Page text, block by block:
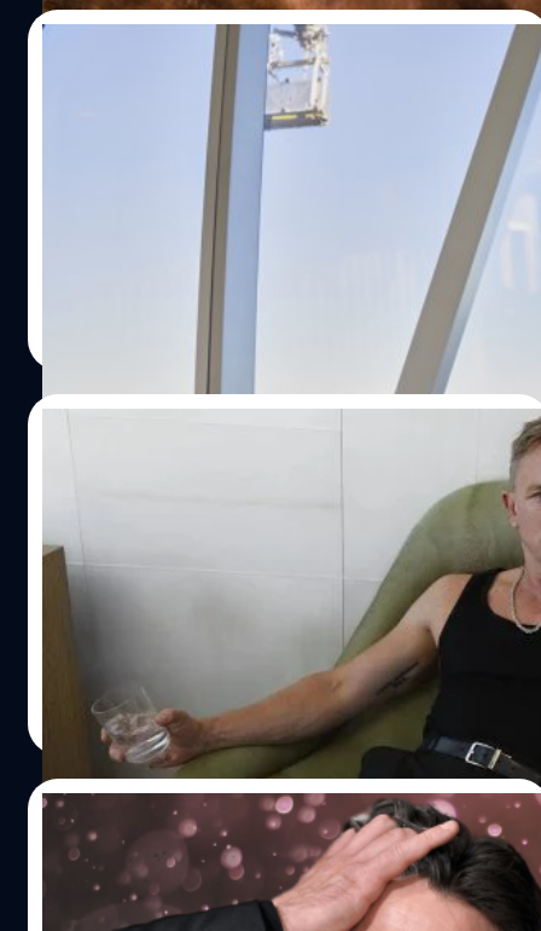
18/11/2022
Chris Hemsworth ตรวจพบยีนเสี่ยง มีแนว
โน้มเป็นโรคอัลไซเมอร์มากกว่าคนปกติ 8-10
นักแสดงหนุ่ม คริส เฮมส์เวิร์ธ (Chris Hemsworth) เปิดเผยใน
สารคดี ‘Limitless with Chris Hemsworth’ ว่าตรวจพบยีนที่
มีแนวโน้มความเสี่ยงต่อโรคอัลไซเมอร์มากกว่าคนทั่วไป 8-10
| 1359 days ago
อย่างตึง… Daniel Craig โชว์ลีลาเต้นสุดยียวน
ในโฆษณาวอดกาสุดหรู กำกับโดย Taika
Waititi
แดเนียล เครก (Daniel Craig) สลัดภาพสายลับมาดเท่ โชว์
ลีลาเต้นลืมตายอย่างตึงในโฆษณาวอดก้า Belvedere กำกับ
โดยผู้กำกับอารมณ์ดี ไทกา ไวทีที (Taika Waititi)
ประภาส อยู่เย็น | 1363 days ago
Read More
10/10/2022
ช็อก! Christian Bale ลั่น อยากเกษียณจาก
การเป็นนักแสดงตอนนี้เลย